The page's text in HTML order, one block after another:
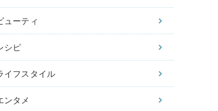
ューティ
シピ
イフスタイル
ンタメ